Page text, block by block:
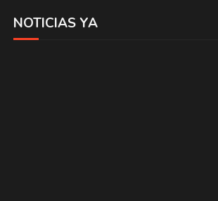
NOTICIAS YA